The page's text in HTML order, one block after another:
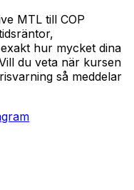
MTL till COP
hur mycket dina
du veta när kursen
så meddelar